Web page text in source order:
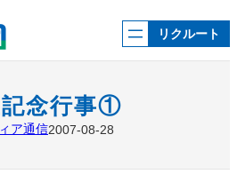
リクルート
念行事①
ア通信2007-08-28